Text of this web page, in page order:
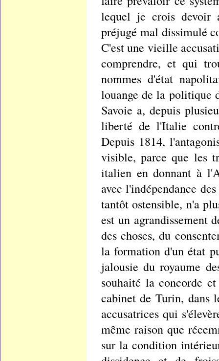
lequel je crois devoir
préjugé mal dissimulé
C'est une vieille
comprendre, et qui
nommes d'état
louange de la politique
Savoie a, depuis
liberté de l'Italie
Depuis 1814,
visible, parce que les
italien en donnant à
avec l'indépendance
tantôt ostensible, n'a
est un agrandissement
des choses, du
la formation d'un état
jalousie du royaume
souhaité la concorde
cabinet de Turin, dans
accusatrices qui
même raison que
sur la condition